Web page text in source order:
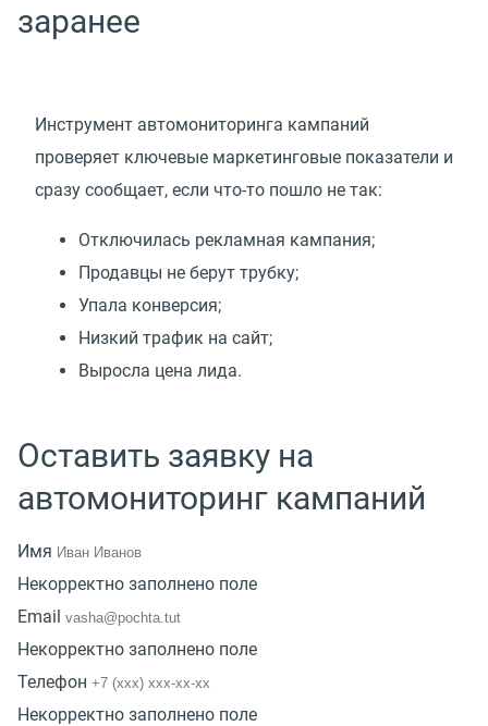
заранее
Инструмент автомониторинга кампаний
проверяет ключевые маркетинговые показатели и
сразу сообщает, если что-то пошло не так:
Отключилась рекламная кампания;
Продавцы не берут трубку;
Упала конверсия;
Низкий трафик на сайт;
Выросла цена лида.
Оставить заявку на
автомониторинг кампаний
Имя
Некорректно заполнено поле
Email
Некорректно заполнено поле
Телефон
Некорректно заполнено поле